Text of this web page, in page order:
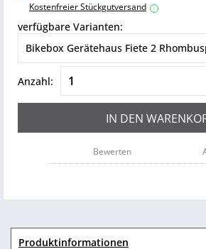
Kostenfreier Stückgutversand i
verfügbare Varianten:
Anzahl:
IN DEN
Bewerten
Produktinformationen